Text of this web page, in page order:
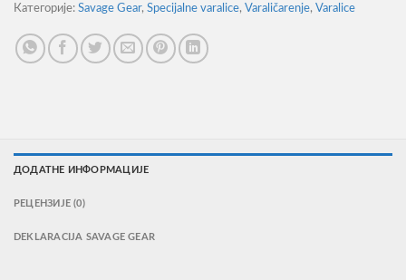
Категорије: Savage Gear, Specijalne varalice, Varaličarenje, Varalice
ДОДАТНЕ ИНФОРМАЦИЈЕ
РЕЦЕНЗИЈЕ (0)
DEKLARACIJA SAVAGE GEAR